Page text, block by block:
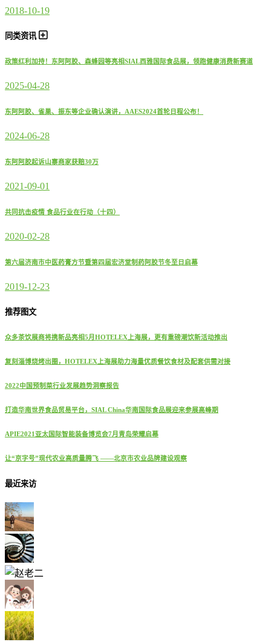
2018-10-19
同类资讯
政策红利加持！东阿阿胶、森蜂园等亮相SIAL西雅国际食品展，领跑健康消费新赛道
2025-04-28
东阿阿胶、雀巢、振东等企业确认演讲，AAES2024首轮日程公布！
2024-06-28
东阿阿胶起诉山寨商家获赔30万
2021-09-01
共同抗击疫情 食品行业在行动（十四）
2020-02-28
第六届济南市中医药膏方节暨第四届宏济堂制药阿胶节冬至日启幕
2019-12-23
推荐图文
众多茶饮展商将携新品亮相5月HOTELEX上海展，更有重磅潮饮新活动推出
复刻淄博烧烤出圈，HOTELEX上海展助力海量优质餐饮食材及配套供需对接
2022中国预制菜行业发展趋势洞察报告
打造华南世界食品贸易平台，SIAL China华南国际食品展迎来参展高峰期
APIE2021亚太国际智能装备博览会7月青岛荣耀启幕
让“京字号”现代农业高质量腾飞 ——北京市农业品牌建设观察
最近来访